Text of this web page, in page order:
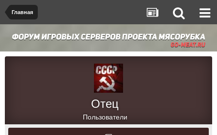
Главная
Отец
Пользователи